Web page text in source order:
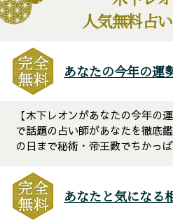
人気無料占
あなたの今年の運
【木下レオンがあなたの今年の
で話題の占い師があなたを徹底
の日まで秘術・帝王数でちかっ
あなたと気になる